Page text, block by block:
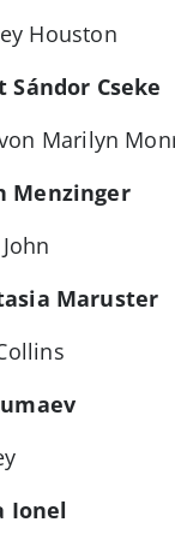
Houston
Sándor Cseke
Marilyn
Menzinger
Maruster
Ionel